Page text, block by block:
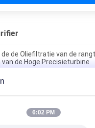
de de Oliefiltratie van de
de Hoge Precisieturbine
van het de
recycleren
van de
het de Vochtigheidsdeeltje
6:02 PM